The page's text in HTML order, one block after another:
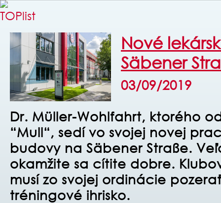
Nové
Säbener
03/09/2019
Dr. Müller-Wohlfahrt, ktorého
“Mull“, sedí vo svojej novej
budovy na Säbener Straße.
okamžite sa cítite dobre.
musí zo svojej ordinácie
tréningové ihrisko.